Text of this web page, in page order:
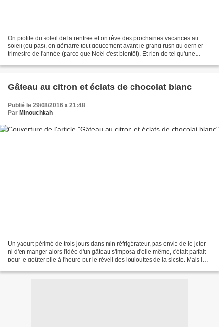
On profite du soleil de la rentrée et on rêve des prochaines vacances au
soleil (ou pas), on démarre tout doucement avant le grand rush du dernier
trimestre de l'année (parce que Noël c'est bientôt). Et rien de tel qu'une
Gâteau au citron et éclats de chocolat blanc
Publié le 29/08/2016 à 21:48
Par Minouchkah
Un yaourt périmé de trois jours dans min réfrigérateur, pas envie de le jeter
ni d'en manger alors l'idée d'un gâteau s'imposa d'elle-même, c'était parfait
pour le goûter pile à l'heure pur le réveil des loulouttes de la sieste. Mais je